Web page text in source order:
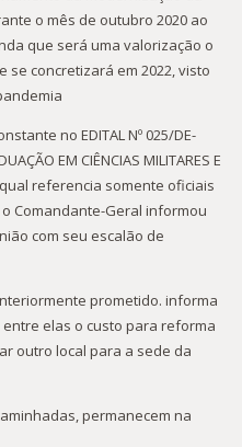
o mês de outubro 2020 ao
que será uma valorização o
se concretizará em 2022, visto
no EDITAL Nº 025/DE-
EM CIÊNCIAS MILITARES E
qual referencia somente oficiais
Comandante-Geral informou
com seu escalão de
prometido. informa
elas o custo para reforma
outro local para a sede da
permanecem na